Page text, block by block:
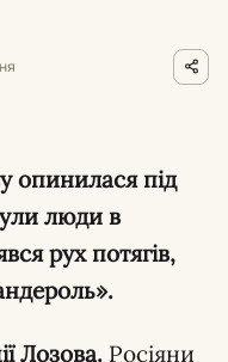
люди в
рух потягів,
Лозова. Росіяни